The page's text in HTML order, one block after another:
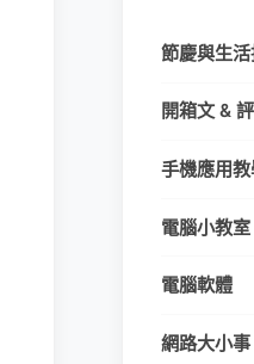
節慶與生
開箱文 &
手機應用
電腦小教室
電腦軟體
網路大小事